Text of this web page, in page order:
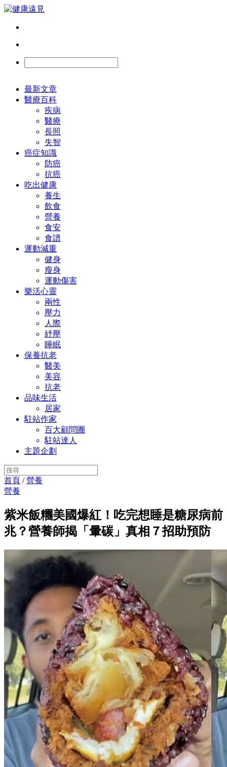
最新文章
醫療百科
疾病
醫療
長照
失智
癌症知識
防癌
抗癌
吃出健康
養生
飲食
營養
食安
食譜
運動減重
健身
瘦身
運動傷害
樂活心靈
兩性
壓力
人際
紓壓
睡眠
保養抗老
醫美
美容
抗老
品味生活
居家
駐站作家
百大顧問團
駐站達人
主題企劃
首頁 /營養
營養
紫米飯糰美國爆紅！吃完想睡是糖尿病前
兆？營養師揭「暈碳」真相７招助預防